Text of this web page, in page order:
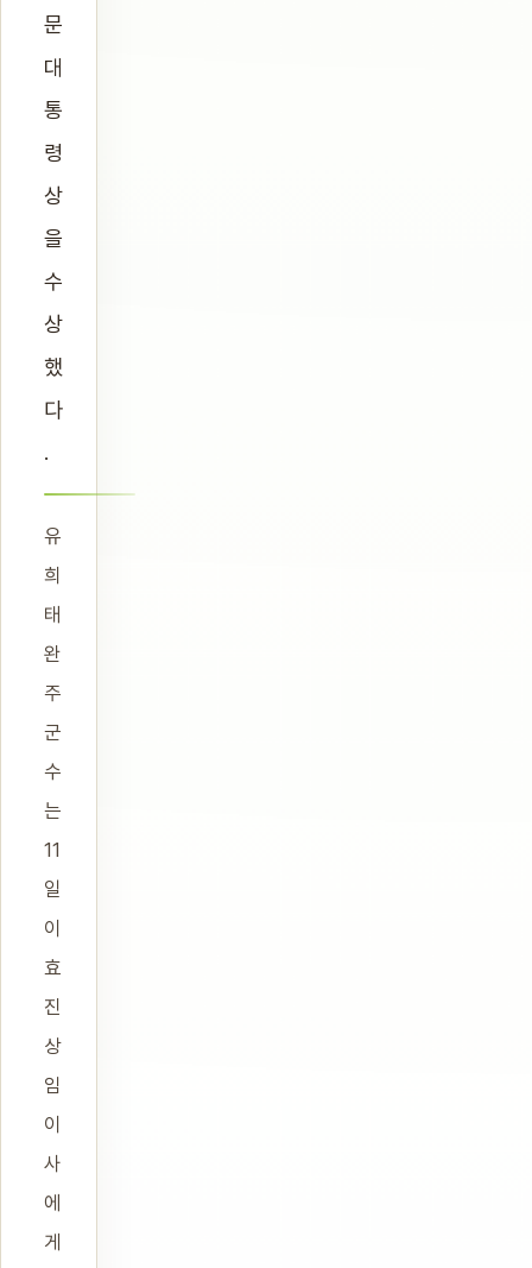
문
대
통
령
상
을
수
상
했
다
.
유
희
태
완
주
군
수
는
11
일
이
효
진
상
임
이
사
에
게